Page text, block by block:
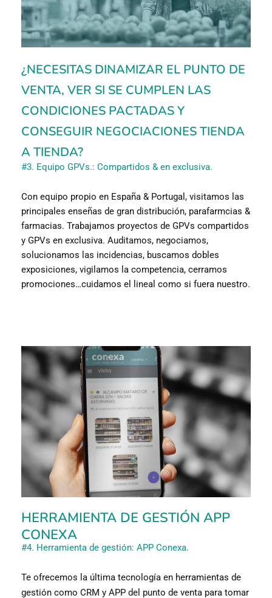
¿NECESITAS DINAMIZAR EL PUNTO DE
VENTA, VER SI SE CUMPLEN LAS
CONDICIONES PACTADAS Y
CONSEGUIR NEGOCIACIONES TIENDA
A TIENDA?
#3. Equipo GPVs.: Compartidos & en exclusiva.
Con equipo propio en España & Portugal, visitamos las
principales enseñas de gran distribución, parafarmcias &
farmacias. Trabajamos proyectos de GPVs compartidos
y GPVs en exclusiva. Auditamos, negociamos,
solucionamos las incidencias, buscamos dobles
exposiciones, vigilamos la competencia, cerramos
promociones…cuidamos el lineal como si fuera nuestro.
HERRAMIENTA DE GESTIÓN APP
CONEXA
#4. Herramienta de gestión: APP Conexa.
Te ofrecemos la última tecnología en herramientas de
gestión como CRM y APP del punto de venta para tomar